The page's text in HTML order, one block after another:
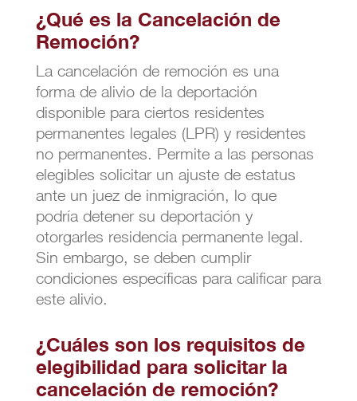
¿Qué es la Cancelación de
Remoción?
La cancelación de remoción es una
forma de alivio de la deportación
disponible para ciertos residentes
permanentes legales (LPR) y residentes
no permanentes. Permite a las personas
elegibles solicitar un ajuste de estatus
ante un juez de inmigración, lo que
podría detener su deportación y
otorgarles residencia permanente legal.
Sin embargo, se deben cumplir
condiciones específicas para calificar para
este alivio.
¿Cuáles son los requisitos de
elegibilidad para solicitar la
cancelación de remoción?